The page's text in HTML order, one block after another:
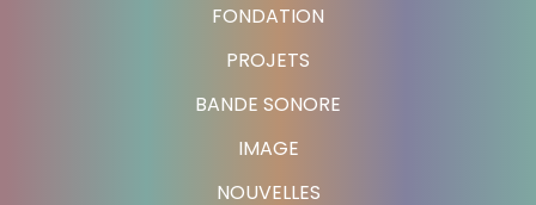
FONDATION
PROJETS
BANDE SONORE
IMAGE
NOUVELLES